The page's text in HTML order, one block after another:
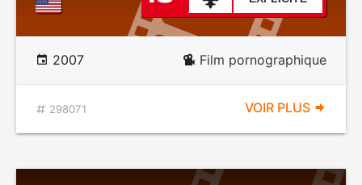
2007 Film pornographique
298071 VOIR PLUS